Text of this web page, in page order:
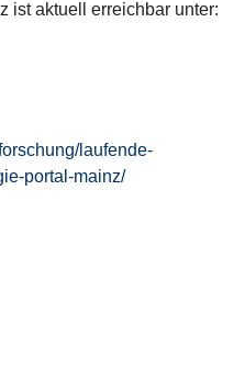
ist aktuell erreichbar unter:
laufende-
portal-mainz/